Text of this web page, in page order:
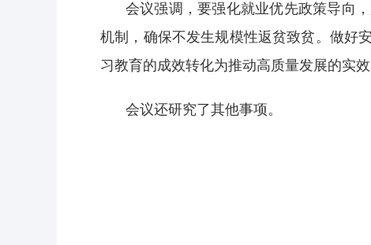
会议强调，要强化就业优先政策导向
机制，确保不发生规模性返贫致贫。做好
习教育的成效转化为推动高质量发展的实效
会议还研究了其他事项。